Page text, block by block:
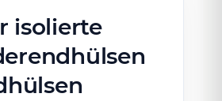
isolierte